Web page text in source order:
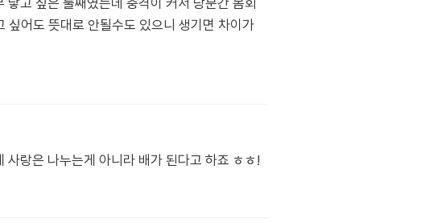
고 싶은 둘째였는데 충격이 커서 당분간 몸회
어도 뜻대로 안될수도 있으니 생기면 차이가
랑은 나누는게 아니라 배가 된다고 하죠 ㅎㅎ!